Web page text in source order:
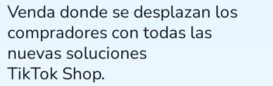
Venda donde se desplazan los
compradores con todas las
nuevas soluciones
TikTok Shop.